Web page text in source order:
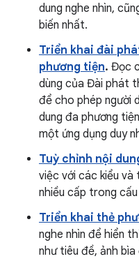
dung nghe nhìn,
biến nhất.
Triển khai đài
phương tiện. Đọc
dùng của Đài phát
để cho phép người
dung đa phương
một ứng dụng duy
Tuỳ chỉnh nội
việc với các kiểu
nhiều cấp trong cấu
Triển khai thẻ
nghe nhìn để hiển
như tiêu đề, ảnh